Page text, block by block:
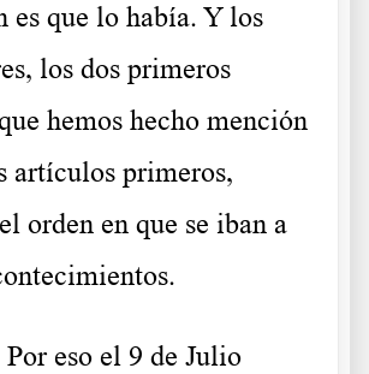
es que lo había. Y los
los dos primeros
hemos hecho mención
artículos primeros,
orden en que se iban a
Por eso el 9 de Julio